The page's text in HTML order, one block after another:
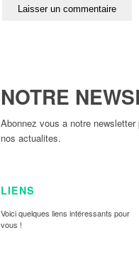
NOTRE
Abonnez vous a notre
nos actualites.
LIENS
Voici quelques liens intéressants pour
vous !